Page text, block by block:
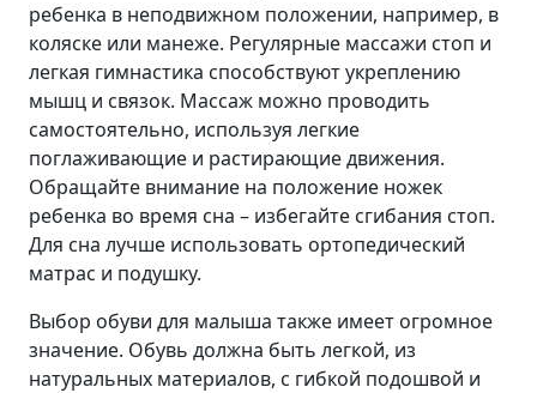
ребенка в неподвижном положении, например, в
коляске или манеже. Регулярные массажи стоп и
легкая гимнастика способствуют укреплению
мышц и связок. Массаж можно проводить
самостоятельно, используя легкие
поглаживающие и растирающие движения.
Обращайте внимание на положение ножек
ребенка во время сна – избегайте сгибания стоп.
Для сна лучше использовать ортопедический
матрас и подушку.
Выбор обуви для малыша также имеет огромное
значение. Обувь должна быть легкой, из
натуральных материалов, с гибкой подошвой и